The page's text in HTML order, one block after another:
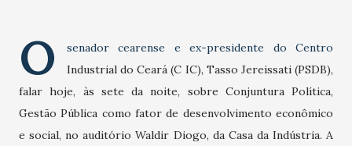
O
senador cearense e ex-presidente do Centro
Industrial do Ceará (C IC), Tasso Jereissati (PSDB),
falar hoje, às sete da noite, sobre Conjuntura Política,
Gestão Pública como fator de desenvolvimento econômico
e social, no auditório Waldir Diogo, da Casa da Indústria. A